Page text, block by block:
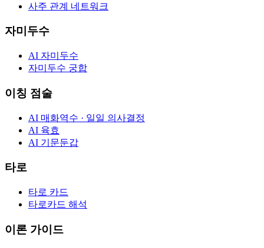
사주 관계 네트워크
자미두수
AI 자미두수
자미두수 궁합
이칭 점술
AI 매화역수 · 일일 의사결정
AI 육효
AI 기문둔갑
타로
타로 카드
타로카드 해석
이론 가이드